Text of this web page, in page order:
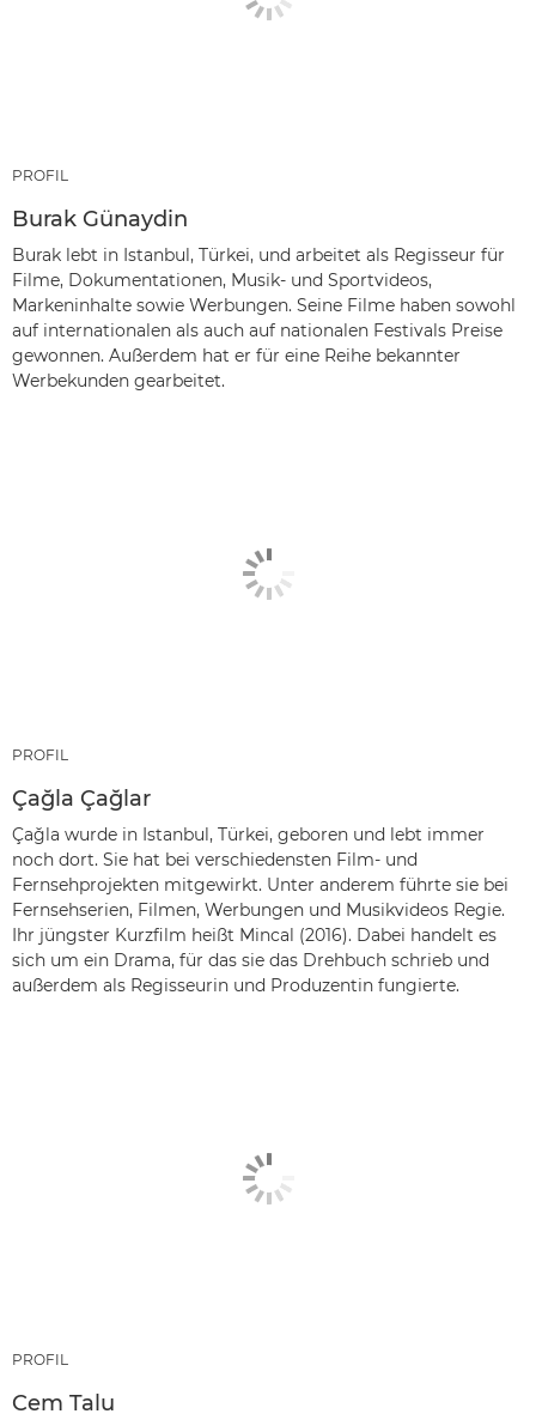
PROFIL
Burak Günaydin
Burak lebt in Istanbul, Türkei, und arbeitet als Regisseur für
Filme, Dokumentationen, Musik- und Sportvideos,
Markeninhalte sowie Werbungen. Seine Filme haben sowohl
auf internationalen als auch auf nationalen Festivals Preise
gewonnen. Außerdem hat er für eine Reihe bekannter
Werbekunden gearbeitet.
PROFIL
Çağla Çağlar
Çağla wurde in Istanbul, Türkei, geboren und lebt immer
noch dort. Sie hat bei verschiedensten Film- und
Fernsehprojekten mitgewirkt. Unter anderem führte sie bei
Fernsehserien, Filmen, Werbungen und Musikvideos Regie.
Ihr jüngster Kurzfilm heißt Mincal (2016). Dabei handelt es
sich um ein Drama, für das sie das Drehbuch schrieb und
außerdem als Regisseurin und Produzentin fungierte.
PROFIL
Cem Talu